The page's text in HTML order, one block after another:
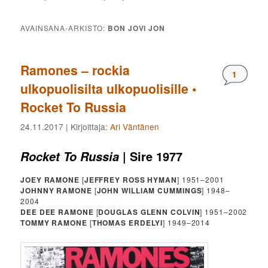
AVAINSANA-ARKISTO: BON JOVI JON
Ramones – rockia
ulkopuolisilta ulkopuolisille •
Rocket To Russia
1
24.11.2017 | Kirjoittaja:Ari Väntänen
Rocket To Russia | Sire 1977
JOEY RAMONE [JEFFREY ROSS HYMAN] 1951–2001
JOHNNY RAMONE [JOHN WILLIAM CUMMINGS] 1948–
2004
DEE DEE RAMONE [DOUGLAS GLENN COLVIN] 1951–2002
TOMMY RAMONE [THOMAS ERDELYI] 1949–2014